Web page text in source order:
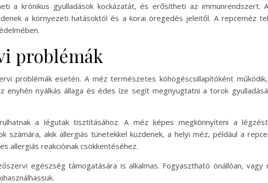
a krónikus gyulladások kockázatát, és erősítheti az immunrendszert.
a környezeti hatásoktól és a korai öregedés jeleitől. A repceméz
problémák
problémák esetén. A méz természetes köhögéscsillapítóként
nyálkás állaga és édes íze segít megnyugtatni a torok
a légutak tisztításához. A méz képes megkönnyíteni a
számára, akik allergiás tünetekkel küzdenek, a helyi méz, például a
allergiás reakcióinak csökkentéséhez.
egészség támogatására is alkalmas. Fogyasztható önállóan, vagy